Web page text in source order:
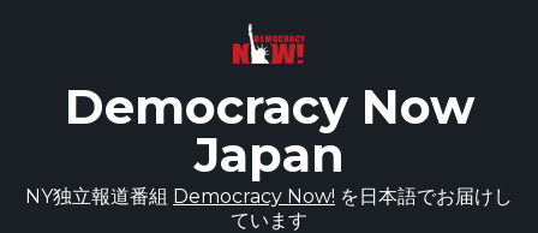
Democracy Now
Japan
NY独立報道番組 Democracy Now! を日本語でお届けし
ています